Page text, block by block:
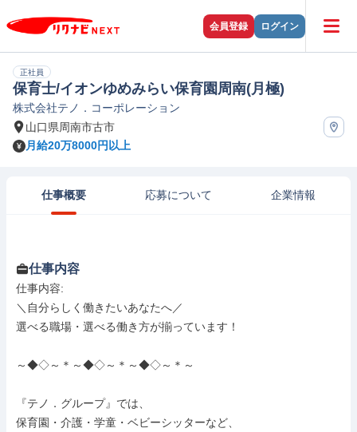
会員登録 ログイン
正社員
保育士/イオンゆめみらい保育園周南(月極)
株式会社テノ．コーポレーション
山口県周南市古市
月給20万8000円以上
仕事概要 応募について 企業情報
仕事内容
仕事内容:
＼自分らしく働きたいあなたへ／
選べる職場・選べる働き方が揃っています！
～◆◇～＊～◆◇～＊～◆◇～＊～
『テノ．グループ』では、
保育園・介護・学童・ベビーシッターなど、